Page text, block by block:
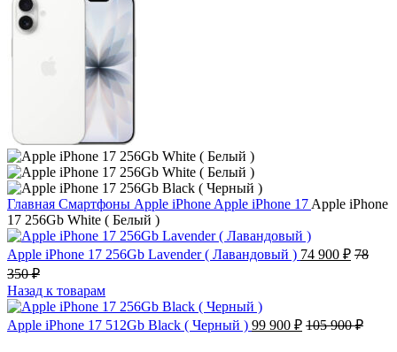
Главная Смартфоны Apple iPhone Apple iPhone 17 Apple iPhone
17 256Gb White ( Белый )
Apple iPhone 17 256Gb Lavender ( Лавандовый ) 74 900 ₽ 78
350₽
Назад к товарам
Apple iPhone 17 512Gb Black ( Черный ) 99 900 ₽ 105 900₽